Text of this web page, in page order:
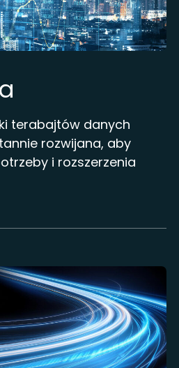
terabajtów danych
rozwijana, aby
i rozszerzenia